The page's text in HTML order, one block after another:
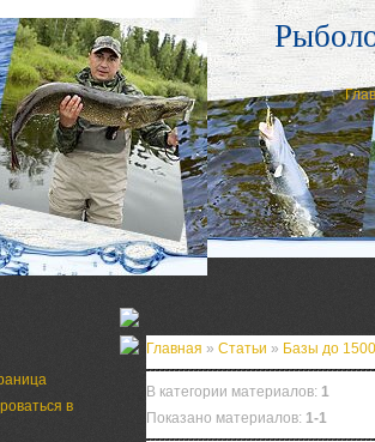
в
Главная » Статьи » Базы до
В категории материалов: 1
Показано материалов: 1-1